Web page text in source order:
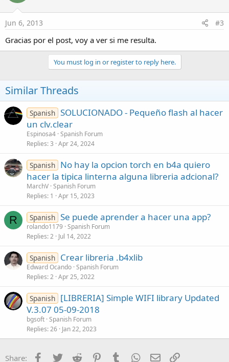
Jun 6, 2013 #3
Gracias por el post, voy a ver si me resulta.
You must log in or register to reply here.
Similar Threads
Spanish SOLUCIONADO - Pequeño flash al hacer
un clv.clear
Espinosa4 Spanish Forum
Replies 3 Apr 24, 2024
Spanish No hay la opcion torch en b4a quiero
hacer la tipica linterna alguna libreria adcional?
MarchV Spanish Forum
Replies 1 Apr 15, 2023
R Spanish Se puede aprender a hacer una app?
rolando1179 Spanish Forum
Replies 2 Jul 14, 2022
Spanish Crear libreria .b4xlib
Edward Ocando Spanish Forum
Replies 2 Apr 25, 2022
Spanish [LIBRERIA] Simple WIFI library Updated
V.3.07 05-09-2018
bgsoft Spanish Forum
Replies 26 Jan 22, 2023
Share: Facebook
Twitter Reddit PinterestTumblr WhatsApp
Email